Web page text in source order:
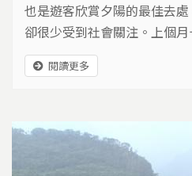
也是遊客欣賞夕陽的最佳去
卻很少受到社會關注。上個
公告讓售柴山土地，引起各界
地爭議。在八八水災剛屆滿一
閱讀更多